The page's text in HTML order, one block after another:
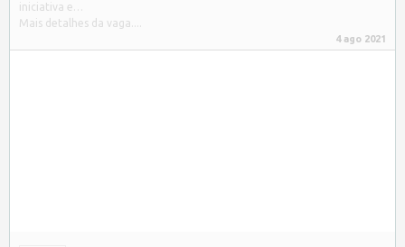
iniciativa e…
Mais detalhes da vaga....
4 ago 2021